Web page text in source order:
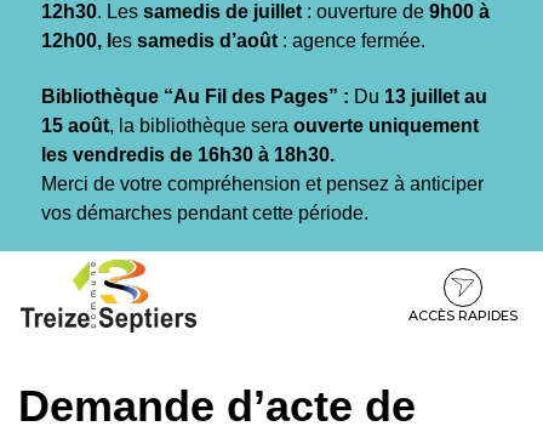
12h30. Les samedis de juillet : ouverture de 9h00 à
12h00, l es samedis d’août : agence fermée.
Bibliothèque “Au Fil des Pages” : Du 13 juillet au
15 août, la bibliothèque sera ouverte uniquement
les vendredis de 16h30 à 18h30.
Merci de votre compréhension et pensez à anticiper
vos démarches pendant cette période.
contenu
pied
ACCÈS RAPIDES
Demande d’acte de